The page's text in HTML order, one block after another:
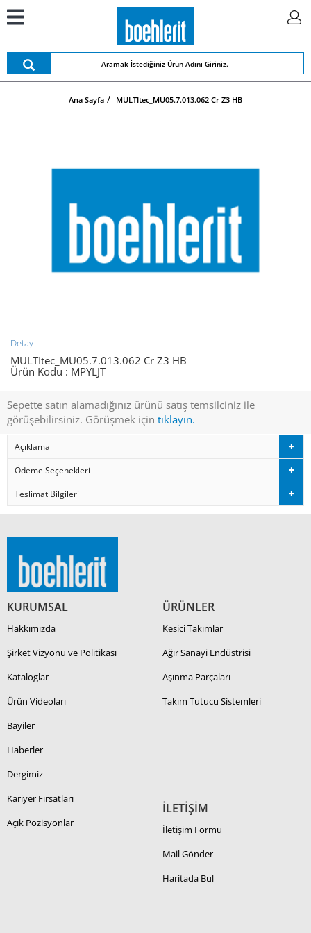
Ana Sayfa MULTItec_MU05.7.013.062 Cr Z3 HB
Detay
MULTItec_MU05.7.013.062 Cr Z3 HB
Ürün Kodu : MPYLJT
Sepette satın alamadığınız ürünü satış temsilciniz ile
görüşebilirsiniz. Görüşmek için tıklayın.
Açıklama
Ödeme Seçenekleri
Teslimat Bilgileri
KURUMSAL
Hakkımızda
Şirket Vizyonu ve Politikası
Kataloglar
Ürün Videoları
Bayiler
Haberler
Dergimiz
Kariyer Fırsatları
Açık Pozisyonlar
ÜRÜNLER
Kesici Takımlar
Ağır Sanayi Endüstrisi
Aşınma Parçaları
Takım Tutucu Sistemleri
İLETİŞİM
İletişim Formu
Mail Gönder
Haritada Bul